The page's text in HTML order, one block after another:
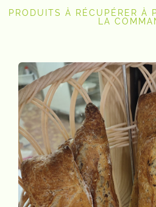
PRODUITS À RÉCUPÉRER À
LA